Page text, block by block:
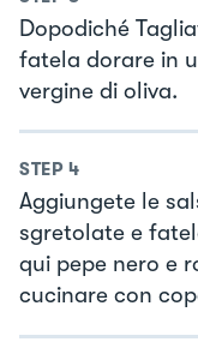
Dopodiché
fatela dorare in
vergine di oliva.
STEP 4
Aggiungete le
sgretolate e
qui pepe nero e
cucinare con